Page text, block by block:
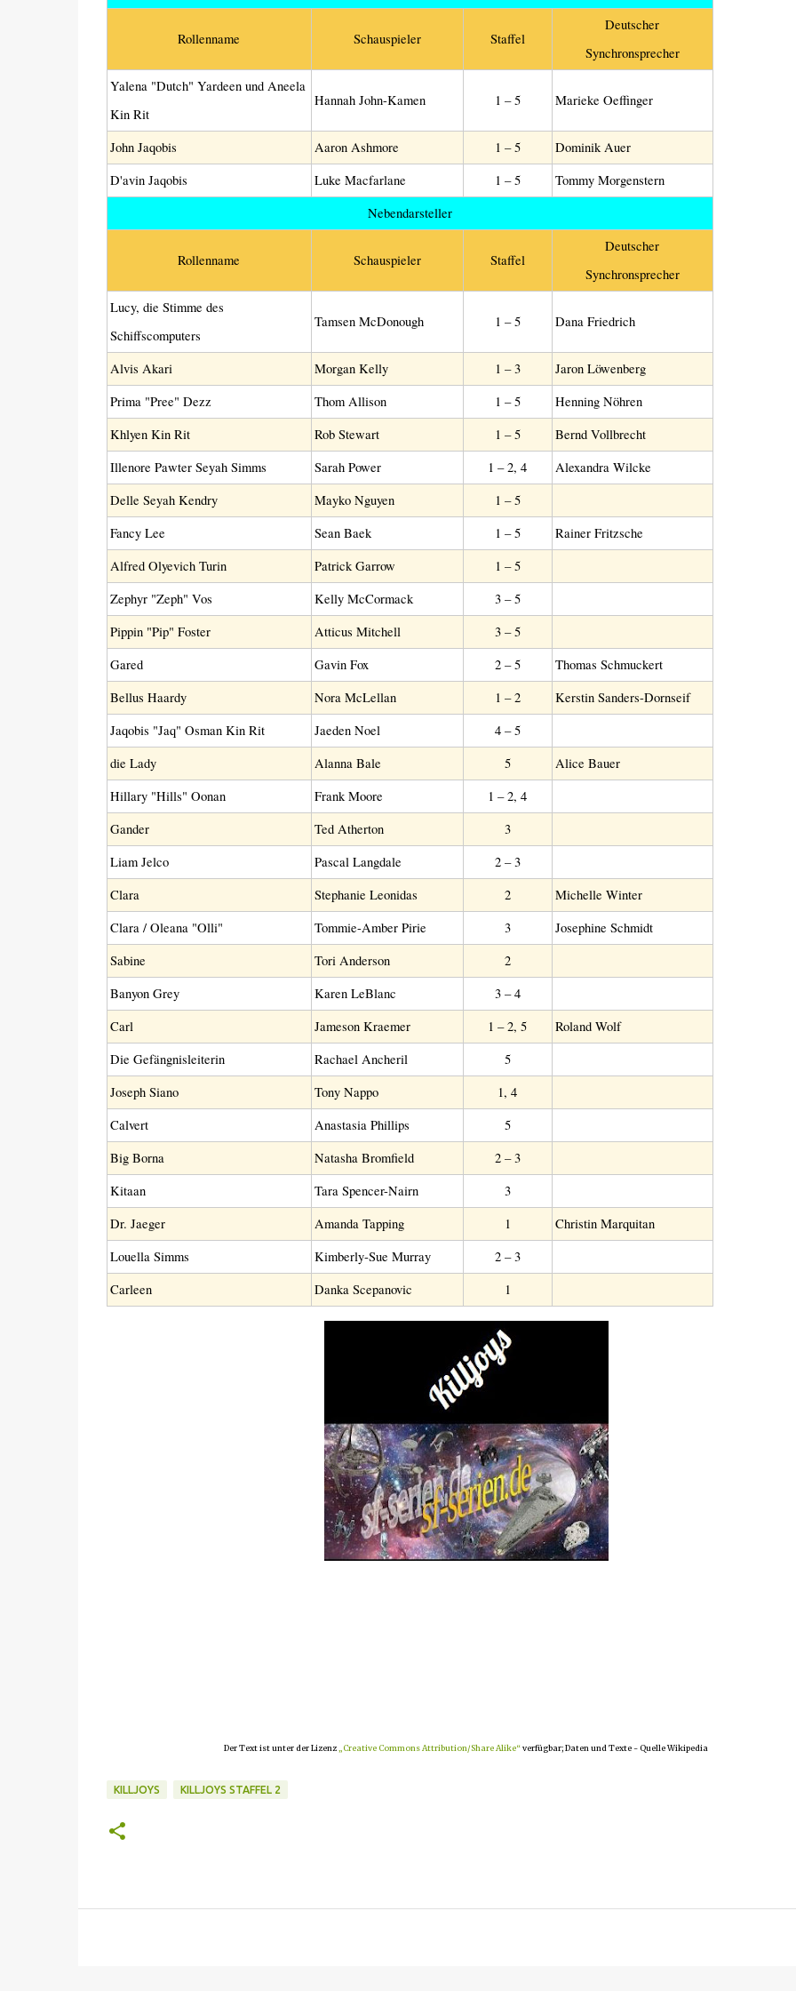
Rollenname Schauspieler Staffel
Deutscher
Synchronsprecher
Yalena "Dutch" Yardeen und Aneela
Kin Rit
Hannah John-Kamen 1 – 5 Marieke Oeffinger
John Jaqobis Aaron Ashmore 1 – 5
Dominik Auer
D'avin Jaqobis
Luke Macfarlane 1 – 5
Tommy Morgenstern
Nebendarsteller
Rollenname Schauspieler Staffel
Deutscher
Synchronsprecher
Lucy, die Stimme des
Schiffscomputers
Tamsen McDonough 1 – 5 Dana Friedrich
Alvis Akari Morgan Kelly 1 – 3
Jaron Löwenberg
Prima "Pree" Dezz
Thom Allison 1 – 5
Henning Nöhren
Khlyen Kin Rit
Rob Stewart 1 – 5
Bernd Vollbrecht
Illenore Pawter Seyah Simms
Sarah Power 1 – 2, 4
Alexandra Wilcke
Delle Seyah Kendry
Mayko Nguyen
1 – 5
Fancy Lee
Sean Baek 1 – 5
Rainer Fritzsche
Alfred Olyevich Turin
Patrick Garrow
1 – 5
Zephyr "Zeph" Vos
Kelly McCormack
3 – 5
Pippin "Pip" Foster
Atticus Mitchell
3 – 5
Gared
Gavin Fox 2 – 5
Thomas Schmuckert
Bellus Haardy
Nora McLellan 1 – 2
Kerstin Sanders-Dornseif
Jaqobis "Jaq" Osman Kin Rit
Jaeden Noel
4 – 5
die Lady
Alanna Bale 5
Alice Bauer
Hillary "Hills" Oonan
Frank Moore
1 – 2, 4
Gander
Ted Atherton
3
Liam Jelco
Pascal Langdale
2 – 3
Clara
Stephanie Leonidas 2
Michelle Winter
Clara / Oleana "Olli"
Tommie-Amber Pirie 3
Josephine Schmidt
Sabine
Tori Anderson
2
Banyon Grey
Karen LeBlanc
3 – 4
Carl
Jameson Kraemer 1 – 2, 5
Roland Wolf
Die Gefängnisleiterin
Rachael Ancheril
5
Joseph Siano
Tony Nappo
1, 4
Calvert
Anastasia Phillips
5
Big Borna
Natasha Bromfield
2 – 3
Kitaan
Tara Spencer-Nairn
3
Dr. Jaeger
Amanda Tapping 1
Christin Marquitan
Louella Simms
Kimberly-Sue Murray
2 – 3
Carleen
Danka Scepanovic 1
Der Text ist unter der Lizenz „Creative Commons Attribution/Share Alike“verfügbar; Daten und Texte - Quelle Wikipedia
KILLJOYS KILLJOYS STAFFEL 2